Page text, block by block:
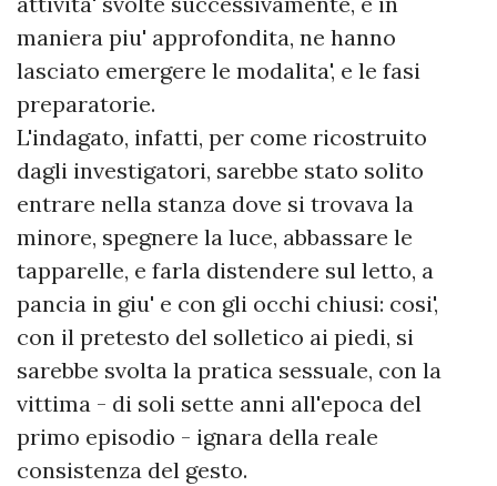
maniera piu' approfondita, ne hanno
lasciato emergere le modalita', e le fasi
preparatorie.
L'indagato, infatti, per come ricostruito
dagli investigatori, sarebbe stato solito
entrare nella stanza dove si trovava la
minore, spegnere la luce, abbassare le
tapparelle, e farla distendere sul letto, a
pancia in giu' e con gli occhi chiusi: cosi',
con il pretesto del solletico ai piedi, si
sarebbe svolta la pratica sessuale, con la
vittima - di soli sette anni all'epoca del
primo episodio - ignara della reale
consistenza del gesto.